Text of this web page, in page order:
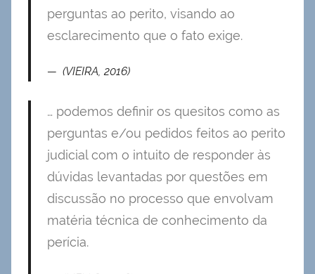
perguntas ao perito, visando ao
esclarecimento que o fato exige.
(VIEIRA, 2016)
… podemos definir os quesitos como as
perguntas e/ou pedidos feitos ao perito
judicial com o intuito de responder às
dúvidas levantadas por questões em
discussão no processo que envolvam
matéria técnica de conhecimento da
perícia.